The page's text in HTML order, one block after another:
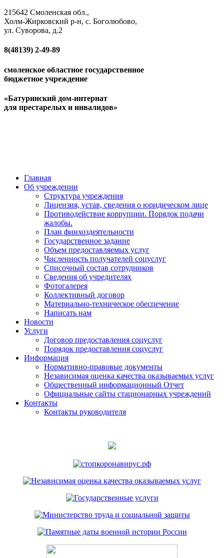
215642 Смоленская обл.,
Холм-Жирковский р-н, с. Боголюбово,
ул. Суворова, д.2
8(48139) 2-49-89
смоленское областное государственное
бюджетное учреждение
«Батуринский дом-интернат
для престарелых и инвалидов»
Главная
Об учреждении
Структура учреждения
Лицензия, устав, сведения о юридическом лице
Противодействие коррупции. Порядок подачи
жалобы.
План финхоздеятельности
Государственное задание
Объем предоставляемых услуг
Численность получателей соцуслуг
Списочный состав сотрудников
Сведения об учредителях
Фотогалерея
Коллективный договор
Материально-техническое обеспечение
Написать нам
Новости
Услуги
Договор предоставления соцуслуг
Порядок предоставления соцуслуг
Информация
Нормативно-правовые документы
Независимая оценка качества оказываемых услуг
Общественный информационный Отчет
Официальные сайты стационарных учреждений
Контакты
Контакты руководителя